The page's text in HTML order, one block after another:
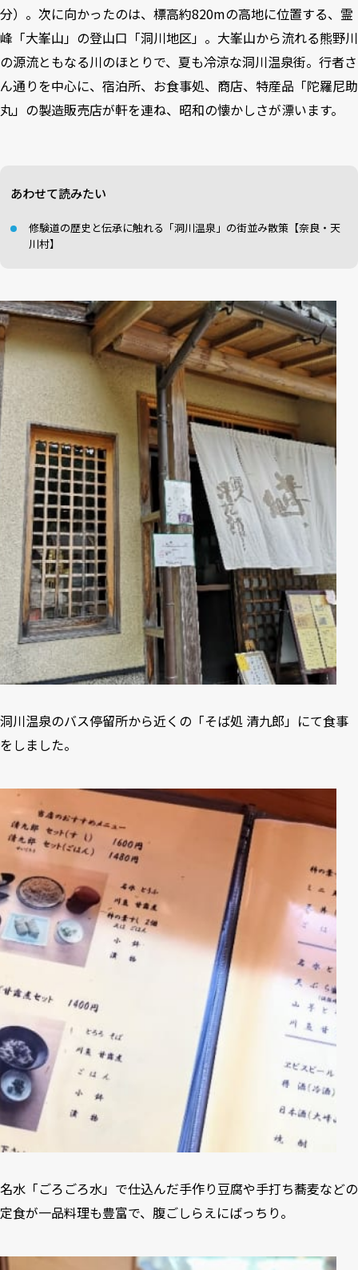
分）。次に向かったのは、標高約820mの高地に位置する、霊
峰「大峯山」の登山口「洞川地区」。大峯山から流れる熊野川
の源流ともなる川のほとりで、夏も冷涼な洞川温泉街。行者さ
ん通りを中心に、宿泊所、お食事処、商店、特産品「陀羅尼助
丸」の製造販売店が軒を連ね、昭和の懐かしさが漂います。
あわせて読みたい
修験道の歴史と伝承に触れる「洞川温泉」の街並み散策【奈良・天
川村】
洞川温泉のバス停留所から近くの「そば処 清九郎」にて食事
をしました。
名水「ごろごろ水」で仕込んだ手作り豆腐や手打ち蕎麦などの
定食が一品料理も豊富で、腹ごしらえにばっちり。